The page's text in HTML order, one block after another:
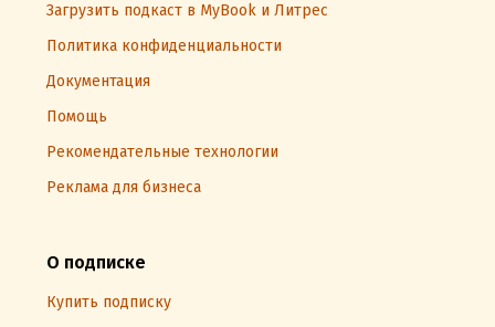
Загрузить подкаст в MyBook и Литрес
Политика конфиденциальности
Документация
Помощь
Рекомендательные технологии
Реклама для бизнеса
О подписке
Купить подписку